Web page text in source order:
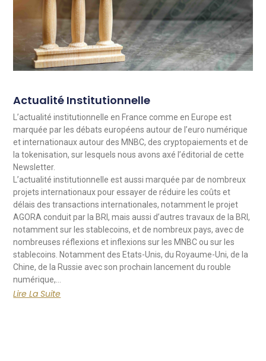
Actualité Institutionnelle
L’actualité institutionnelle en France comme en Europe est
marquée par les débats européens autour de l’euro numérique
et internationaux autour des MNBC, des cryptopaiements et de
la tokenisation, sur lesquels nous avons axé l’éditorial de cette
Newsletter.
L’actualité institutionnelle est aussi marquée par de nombreux
projets internationaux pour essayer de réduire les coûts et
délais des transactions internationales, notamment le projet
AGORA conduit par la BRI, mais aussi d’autres travaux de la BRI,
notamment sur les stablecoins, et de nombreux pays, avec de
nombreuses réflexions et inflexions sur les MNBC ou sur les
stablecoins. Notamment des Etats-Unis, du Royaume-Uni, de la
Chine, de la Russie avec son prochain lancement du rouble
numérique,…
Lire La Suite